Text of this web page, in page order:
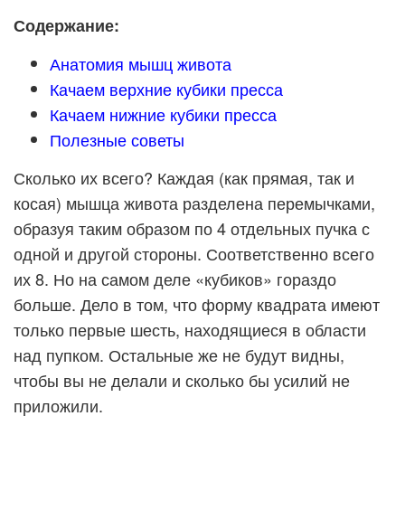
Содержание:
Анатомия мышц живота
Качаем верхние кубики пресса
Качаем нижние кубики пресса
Полезные советы
Сколько их всего? Каждая (как прямая, так и
косая) мышца живота разделена перемычками,
образуя таким образом по 4 отдельных пучка с
одной и другой стороны. Соответственно всего
их 8. Но на самом деле «кубиков» гораздо
больше. Дело в том, что форму квадрата имеют
только первые шесть, находящиеся в области
над пупком. Остальные же не будут видны,
чтобы вы не делали и сколько бы усилий не
приложили.